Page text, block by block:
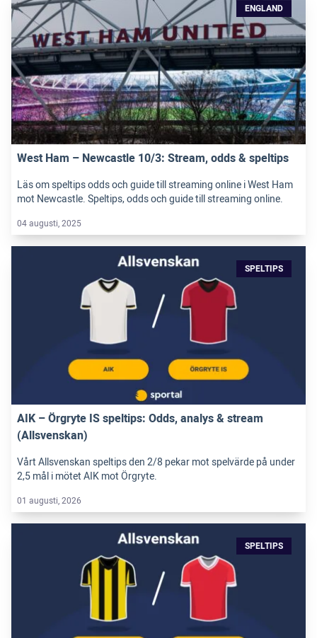
ENGLAND
West Ham – Newcastle 10/3: Stream, odds & speltips
Läs om speltips odds och guide till streaming online i West Ham
mot Newcastle. Speltips, odds och guide till streaming online.
04 augusti, 2025
SPELTIPS
AIK – Örgryte IS speltips: Odds, analys & stream
(Allsvenskan)
Vårt Allsvenskan speltips den 2/8 pekar mot spelvärde på under
2,5 mål i mötet AIK mot Örgryte.
01 augusti, 2026
SPELTIPS